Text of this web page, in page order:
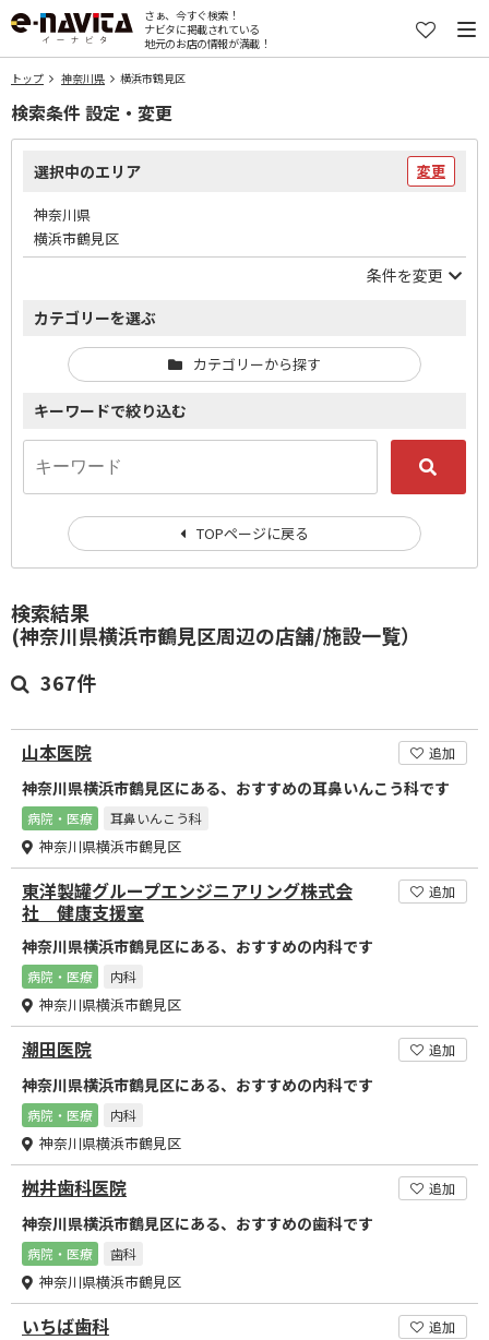
さぁ、今すぐ検索！
ナビタに掲載されている
地元のお店の情報が満載！
トップ 神奈川県 横浜市鶴見区
検索結果
(神奈川県横浜市鶴見区周辺の店舗/施設一覧）
367件
山本医院 追加
神奈川県横浜市鶴見区にある、おすすめの耳鼻いんこう科です
病院・医療 耳鼻いんこう科
神奈川県横浜市鶴見区
東洋製罐グループエンジニアリング株式会
社 健康支援室
追加
神奈川県横浜市鶴見区にある、おすすめの内科です
病院・医療 内科
神奈川県横浜市鶴見区
潮田医院 追加
神奈川県横浜市鶴見区にある、おすすめの内科です
病院・医療 内科
神奈川県横浜市鶴見区
桝井歯科医院 追加
神奈川県横浜市鶴見区にある、おすすめの歯科です
病院・医療 歯科
神奈川県横浜市鶴見区
いちば歯科 追加
検索条件 設定・変更
選択中のエリア 変更
神奈川県
横浜市鶴見区
条件を変更
カテゴリーを選ぶ
カテゴリーから探す
キーワードで絞り込む
TOPページに戻る